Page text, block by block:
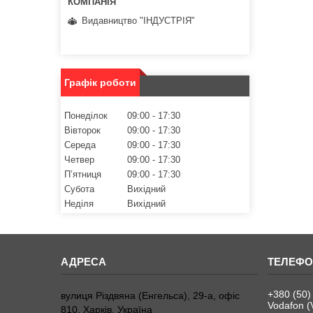
Видавництво "ІНДУСТРІЯ"
Графік роботи
Понеділок 09:00
17:30
Вівторок
09:00
17:30
Середа
09:00
17:30
Четвер
09:00
17:30
Пʼятниця
09:00
17:30
Субота
Вихідний
Неділя
Вихідний
вулиця Різдвяна (Енгельса), 29-а, офіс
810, Харків, Україна
+380
Vodafon